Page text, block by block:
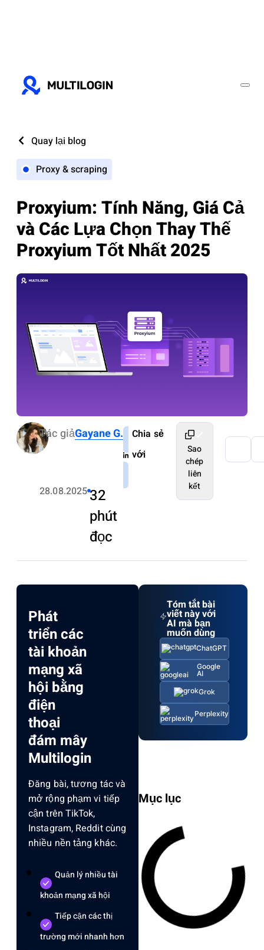
Quay lại blog
Proxy & scraping
Proxyium: Tính Năng, Giá Cả
và Các Lựa Chọn Thay Thế
Proxyium Tốt Nhất 2025
Tác giảGayane G.
28.08.202532
phút
đọc
Chia sẻ
với
Sao
chép
liên
kết
Phát
triển các
tài khoản
mạng xã
hội bằng
điện
thoại
đám mây
Multilogin
Đăng bài, tương tác và
mở rộng phạm vi tiếp
cận trên TikTok,
Instagram, Reddit cùng
nhiều nền tảng khác.
Quản lý nhiều tài
khoản mạng xã hội
Tiếp cận các thị
trường mới nhanh hơn
Tóm tắt bài
viết này với
AI mà bạn
muốn dùng
ChatGPT
Google
AI
Grok
Perplexity
Mục lục